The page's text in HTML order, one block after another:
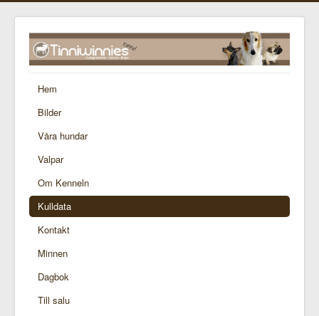
Hem
Bilder
Våra hundar
Valpar
Om Kenneln
Kulldata
Kontakt
Minnen
Dagbok
Till salu